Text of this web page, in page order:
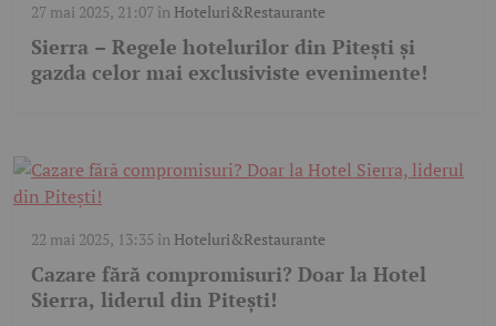
27 mai 2025, 21:07 în Hoteluri&Restaurante
Sierra – Regele hotelurilor din Pitești și
gazda celor mai exclusiviste evenimente!
22 mai 2025, 13:35 în Hoteluri&Restaurante
Cazare fără compromisuri? Doar la Hotel
Sierra, liderul din Pitești!